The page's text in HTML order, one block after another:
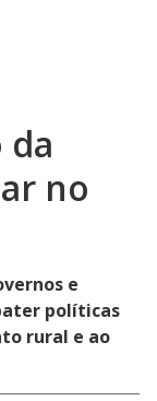
no
e
políticas
rural e ao